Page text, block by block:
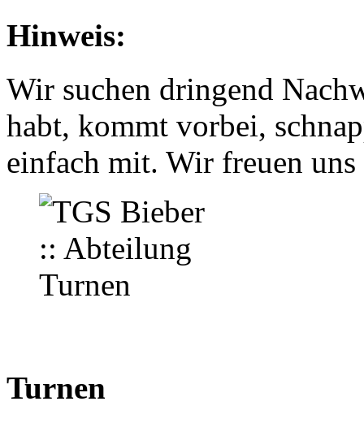
Hinweis:
Wir suchen dringend
habt, kommt vorbei,
einfach mit. Wir freuen
Turnen